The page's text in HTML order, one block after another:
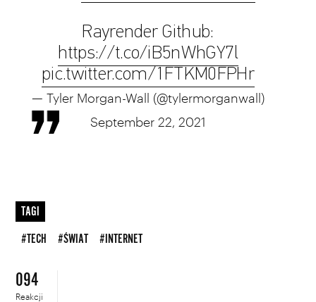
Rayrender Github:
https://t.co/iB5nWhGY7l
pic.twitter.com/1FTKM0FPHr
— Tyler Morgan-Wall (@tylermorganwall)
September 22, 2021
TAGI
#TECH #ŚWIAT #INTERNET
094
Reakcji